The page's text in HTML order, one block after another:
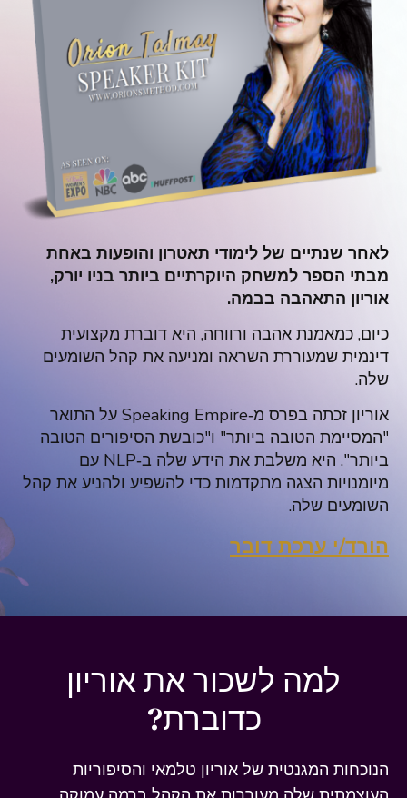
לאחר שנתיים של לימודי תאטרון והופעות באחת
מבתי הספר למשחק היוקרתיים ביותר בניו יורק,
אוריון התאהבה בבמה.
כיום, כמאמנת אהבה ורווחה, היא דוברת מקצועית
דינמית שמעוררת השראה ומניעה את קהל השומעים
שלה.
אוריון זכתה בפרס מ‑Speaking Empire על התואר
"המסיימת הטובה ביותר" ו"כובשת הסיפורים הטובה
ביותר". היא משלבת את הידע שלה ב‑NLP עם
מיומנויות הצגה מתקדמות כדי להשפיע ולהניע את קהל
השומעים שלה.
הורד/י ערכת דובר
למה לשכור את אוריון
כדוברת?
הנוכחות המגנטית של אוריון טלמאי והסיפוריות